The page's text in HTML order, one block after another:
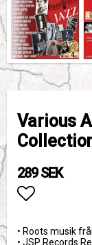
Various
289 SEK
• Roots musik
• JSP Records